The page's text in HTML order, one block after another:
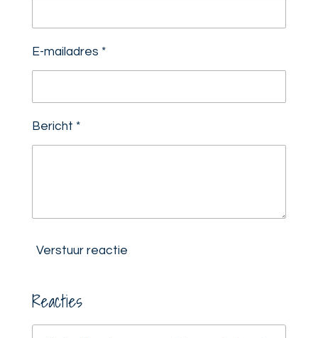
E-mailadres *
Bericht *
Verstuur reactie
Reacties